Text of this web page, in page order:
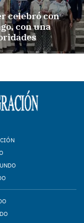
celebró con
con una